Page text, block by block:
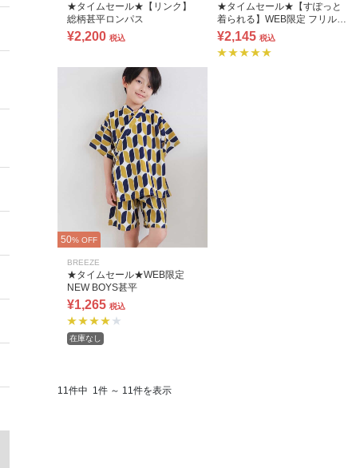
★タイムセール★【リンク】
総柄甚平ロンパス
¥2,200 税込
★タイムセール★【すぽっと
着られる】WEB限定 フリルビ
スチェ付きワンピース浴衣
¥2,145 税込
50% OFF
BREEZE
★タイムセール★WEB限定
NEW BOYS甚平
¥1,265 税込
在庫なし
11件中 1件 ～ 11件を表示